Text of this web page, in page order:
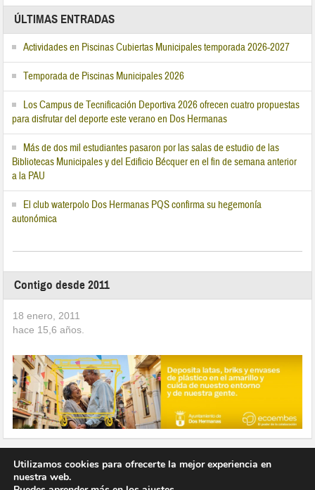
ÚLTIMAS ENTRADAS
Actividades en Piscinas Cubiertas Municipales temporada 2026-2027
Temporada de Piscinas Municipales 2026
Los Campus de Tecnificación Deportiva 2026 ofrecen cuatro propuestas
para disfrutar del deporte este verano en Dos Hermanas
Más de dos mil estudiantes pasaron por las salas de estudio de las
Bibliotecas Municipales y del Edificio Bécquer en el fin de semana anterior
a la PAU
El club waterpolo Dos Hermanas PQS confirma su hegemonía
autonómica
Contigo desde 2011
18 enero, 2011
hace 15,6 años.
Utilizamos cookies para ofrecerte la mejor experiencia en
nuestra web.